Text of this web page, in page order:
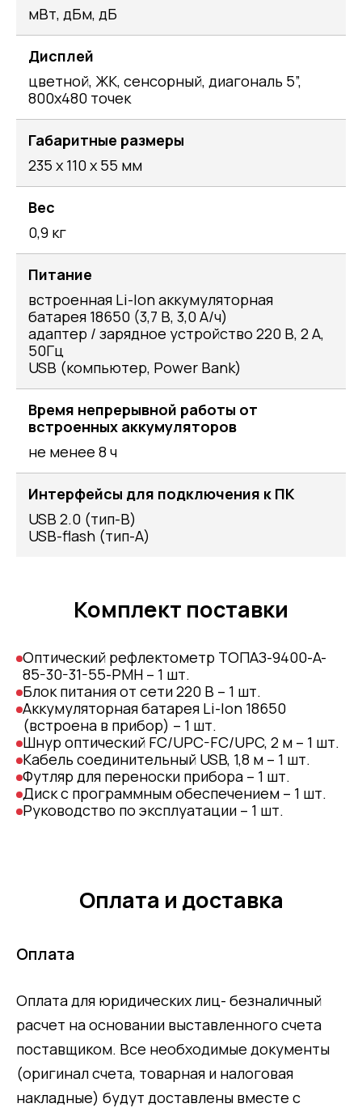
мВт, дБм, дБ
Дисплей
цветной, ЖК, сенсорный, диагональ 5”,
800х480 точек
Габаритные размеры
235 х 110 х 55 мм
Вес
0,9 кг
Питание
встроенная Li-Ion аккумуляторная
батарея 18650 (3,7 В, 3,0 А/ч)
адаптер / зарядное устройство 220 В, 2 А,
50Гц
USB (компьютер, Power Bank)
Время непрерывной работы от
встроенных аккумуляторов
не менее 8 ч
Интерфейсы для подключения к ПК
USB 2.0 (тип-B)
USB-flash (тип-A)
Комплект поставки
Оптический рефлектометр ТОПАЗ-9400-A-
85-30-31-55-PMH – 1 шт.
Блок питания от сети 220 В – 1 шт.
Аккумуляторная батарея Li-Ion 18650
(встроена в прибор) – 1 шт.
Шнур оптический FC/UPC-FC/UPC, 2 м – 1 шт.
Кабель соединительный USB, 1,8 м – 1 шт.
Футляр для переноски прибора – 1 шт.
Диск с программным обеспечением – 1 шт.
Руководство по эксплуатации – 1 шт.
Оплата и доставка
Оплата
Оплата для юридических лиц- безналичный
расчет на основании выставленного счета
поставщиком. Все необходимые документы
(оригинал счета, товарная и налоговая
накладные) будут доставлены вместе с